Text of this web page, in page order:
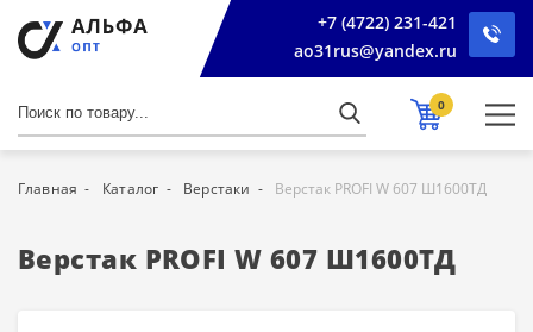
+7 (4722) 231-421
ao31rus@yandex.ru
0
Главная Каталог Верстаки Верстак PROFI W 607 Ш1600ТД
Верстак PROFI W 607 Ш1600ТД